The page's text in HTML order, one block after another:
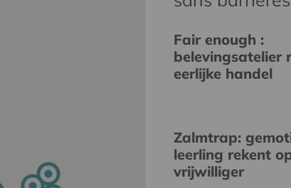
Fair enough :
belevingsatelier
eerlijke handel
Zalmtrap:
leerling rekent
vrijwilliger